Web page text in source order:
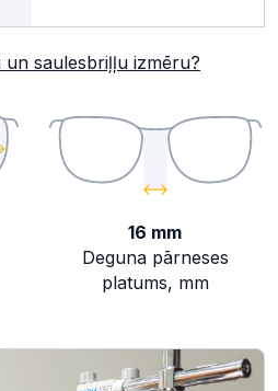
saulesbriļļu izmēru?
16 mm
Deguna pārneses
platums, mm